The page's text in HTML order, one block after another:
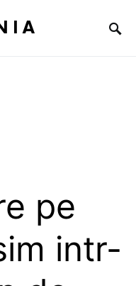
pe
intr-